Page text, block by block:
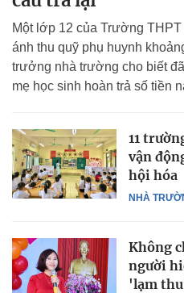
Một lớp 12 của Trường
ánh thu quỹ phụ huynh
trưởng nhà trường cho biết
mẹ học sinh hoàn trả số tiền
NHÀ
11
vận
hội hóa
Không
người
'lạm